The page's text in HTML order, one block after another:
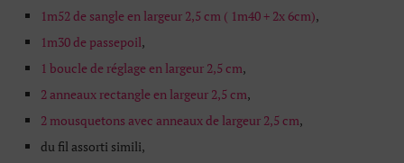
1m52 de sangle en largeur 2,5 cm ( 1m40 + 2x 6cm),
1m30 de passepoil,
1 boucle de réglage en largeur 2,5 cm,
2 anneaux rectangle en largeur 2,5 cm,
2 mousquetons avec anneaux de largeur 2,5 cm,
du fil assorti simili,